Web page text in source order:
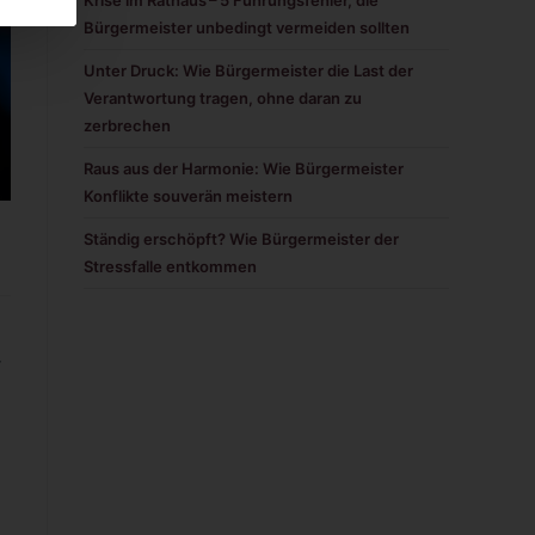
Bürgermeister unbedingt vermeiden sollten
Unter Druck: Wie Bürgermeister die Last der
Verantwortung tragen, ohne daran zu
zerbrechen
Raus aus der Harmonie: Wie Bürgermeister
Konflikte souverän meistern
Ständig erschöpft? Wie Bürgermeister der
Stressfalle entkommen